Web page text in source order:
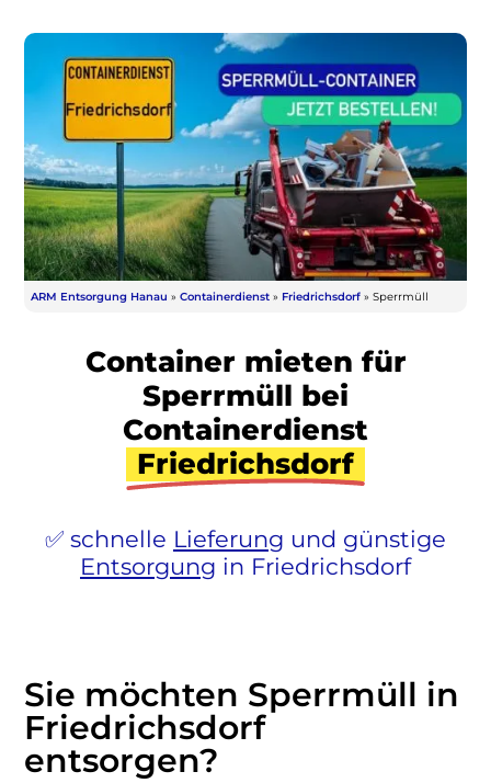
ARM Entsorgung Hanau » Containerdienst » Friedrichsdorf » Sperrmüll
Container mieten für
Sperrmüll bei
Containerdienst
Friedrichsdorf
schnelle Lieferung und günstige
Entsorgung in Friedrichsdorf
Sie möchten Sperrmüll in
Friedrichsdorf
entsorgen?